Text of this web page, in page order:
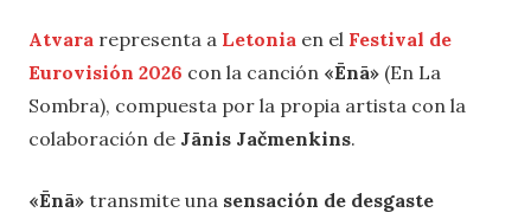
Atvara representa a Letonia en el Festival de
Eurovisión 2026 con la canción «Ēnā» (En La
Sombra), compuesta por la propia artista con la
colaboración de Jānis Jačmenkins.
«Ēnā» transmite una sensación de desgaste